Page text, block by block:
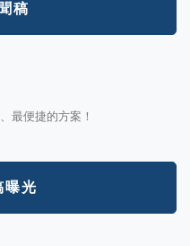
稿
最便捷的方案！
曝光